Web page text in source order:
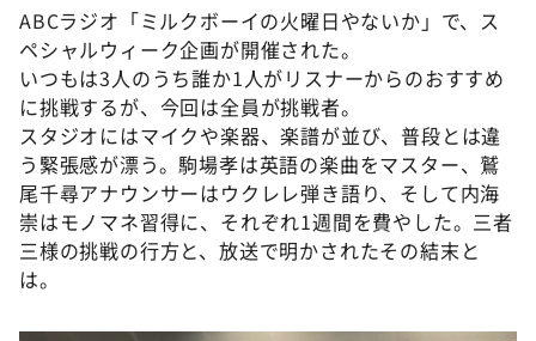
て真剣です
探偵！ナイトスクープ
news おかえり
河合＆A.B.C-Z塚田×福井アナ「なんでやねん！？」
（news おかえり）
DAIGOも台所 ～きょうの献立 何にする？～
本日はダイアンなり！シーズン２
ABCラジオ「ミルクボーイの火曜日やないか」で、ス
ペシャルウィーク企画が開催された。
いつもは3人のうち誰か1人がリスナーからのおすすめ
に挑戦するが、今回は全員が挑戦者。
スタジオにはマイクや楽器、楽譜が並び、普段とは違
う緊張感が漂う。駒場孝は英語の楽曲をマスター、鷲
尾千尋アナウンサーはウクレレ弾き語り、そして内海
崇はモノマネ習得に、それぞれ1週間を費やした。三者
三様の挑戦の行方と、放送で明かされたその結末と
は。